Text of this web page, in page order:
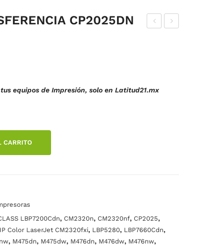
AN
GIN
AL
CP2025DN
equipos de Impresión, solo en Latitud21.mx
CARRITO
LBP7200Cdn, CM2320n, CM2320nf, CP2025,
Color LaserJet CM2320fxi, LBP5280, LBP7660Cdn,
, M475dn, M475dw, M476dn, M476dw, M476nw,